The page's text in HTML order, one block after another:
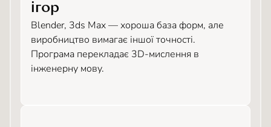
ігор
Blender, 3ds Max — хороша база форм, але
виробництво вимагає іншої точності.
Програма перекладає 3D-мислення в
інженерну мову.